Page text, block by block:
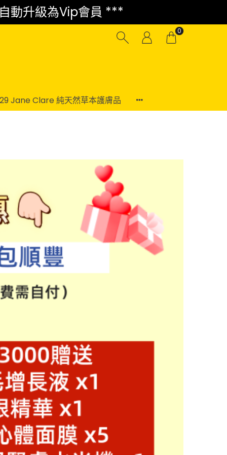
動升級為Vip會員 ***
0
Jane Clare 純天然草本護膚品